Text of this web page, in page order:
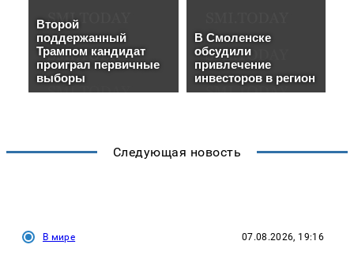
Следующая новость
В мире 07.08.2026, 19:16